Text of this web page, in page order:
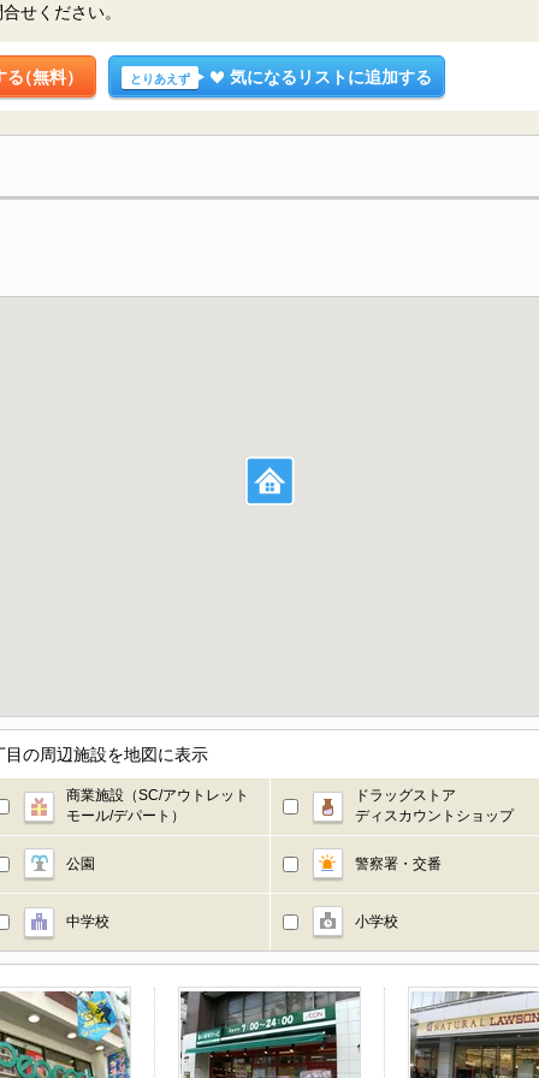
せください。
る（無料） とりあえず 気になるリストに追加する
の周辺施設を地図に表示
商業施設（SC/アウトレット
モール/デパート）
ドラッグストア
ディスカウントショップ
公園 警察署・交番
中学校 小学校